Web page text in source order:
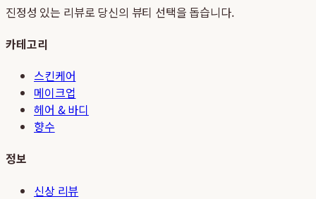
진정성 있는 리뷰로 당신의 뷰티 선택을 돕습니다.
카테고리
스킨케어
메이크업
헤어 & 바디
향수
정보
신상 리뷰